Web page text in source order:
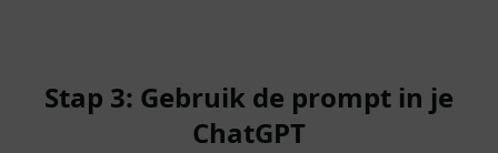
Stap 3: Gebruik de prompt in je
ChatGPT